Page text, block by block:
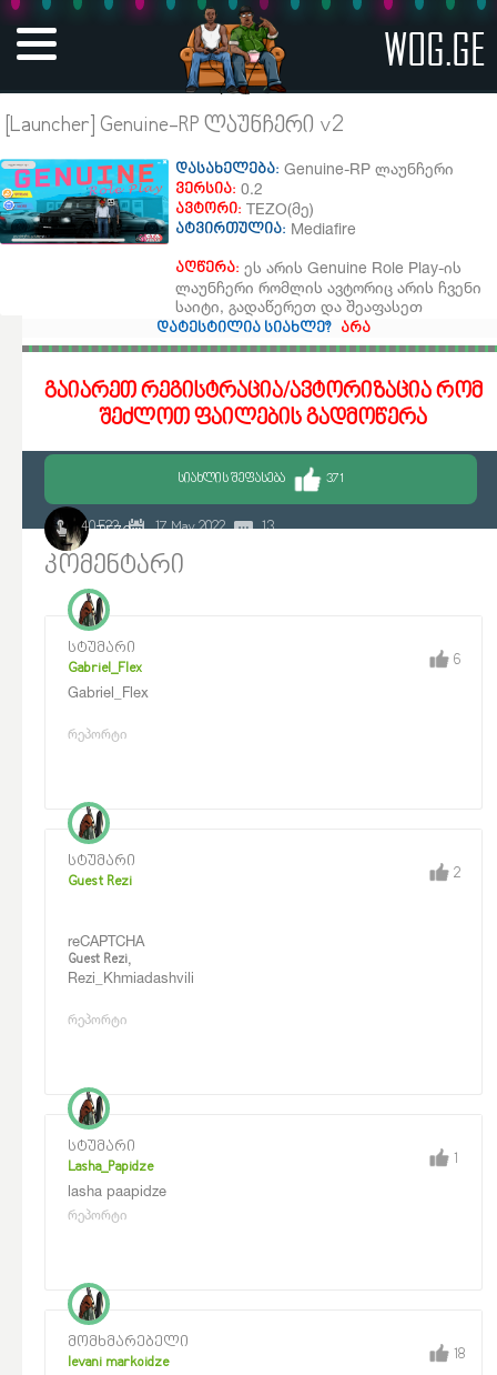
WOG.GE
[Launcher] Genuine-RP ლაუნჩერი v2
დასახელება: Genuine-RP ლაუნჩერი
ვერსია: 0.2
ავტორი: TEZO(მე)
ატვირთულია: Mediafire
აღწერა: ეს არის Genuine Role Play-ის
ლაუნჩერი რომლის ავტორიც არის ჩვენი
საიტი, გადაწერეთ და შეაფასეთ
დატესტილია სიახლე?
არა
გაიარეთ რეგისტრაცია/ავტორიზაცია რომ
შეძლოთ ფაილების გადმოწერა
ᲡᲘᲐᲮᲚᲘᲡ ᲨᲔᲤᲐᲡᲔᲑᲐ 371
TEZO
40 522 17 May 2022 13
კომენტარი
სტუმარი
Gabriel_Flex
Gabriel_Flex
რეპორტი
6
სტუმარი
Guest Rezi
reCAPTCHA
Guest Rezi,
Rezi_Khmiadashvili
რეპორტი
2
სტუმარი
Lasha_Papidze
lasha paapidze
რეპორტი
1
მომხმარებელი
levani markoidze
18